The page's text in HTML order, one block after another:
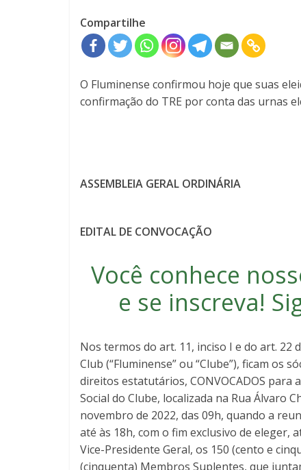
Compartilhe
O Fluminense confirmou hoje que suas
confirmação do TRE por conta das urnas
ASSEMBLEIA GERAL ORDINÁRIA
EDITAL DE CONVOCAÇÃO
Você conhece
e se inscreva!
Nos termos do art. 11, inciso I e do art. 22
Club (“Fluminense” ou “Clube”), ficam os
direitos estatutários, CONVOCADOS para
Social do Clube, localizada na Rua Álvaro
novembro de 2022, das 09h, quando a
até às 18h, com o fim exclusivo de eleger,
Vice-Presidente Geral, os 150 (cento e
(cinquenta) Membros Suplentes, que